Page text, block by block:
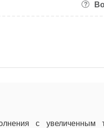
?
с увеличенным